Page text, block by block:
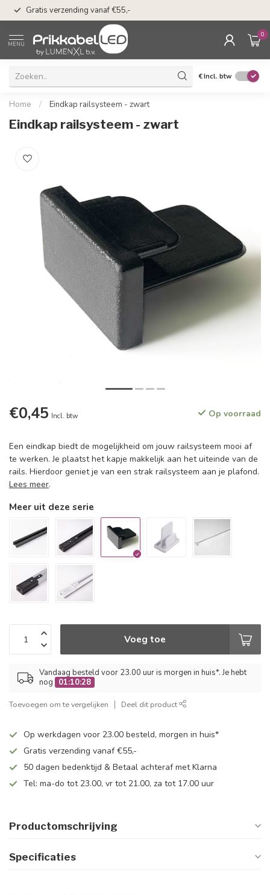
Gratis verzending vanaf €55,-
MENU
0
€Incl. btw
Home / Eindkap railsysteem - zwart
Eindkap railsysteem - zwart
€0,45 Incl. btw Op voorraad
Een eindkap biedt de mogelijkheid om jouw railsysteem mooi af
te werken. Je plaatst het kapje makkelijk aan het uiteinde van de
rails. Hierdoor geniet je van een strak railsysteem aan je plafond.
Lees meer.
Meer uit deze serie
Voeg toe
Vandaag besteld voor 23.00 uur is morgen in huis*. Je hebt
nog
01:10:27
Toevoegen om te vergelijken Deel dit product
Op werkdagen voor 23.00 besteld, morgen in huis*
Gratis verzending vanaf €55,-
50 dagen bedenktijd & Betaal achteraf met Klarna
Tel: ma-do tot 23.00, vr tot 21.00, za tot 17.00 uur
Productomschrijving
Specificaties